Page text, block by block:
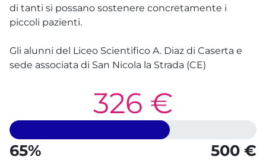
di tanti si possano sostenere concretamente i
piccoli pazienti.
Gli alunni del Liceo Scientifico A. Diaz di Caserta e
sede associata di San Nicola la Strada (CE)
326 €
65%
500 €